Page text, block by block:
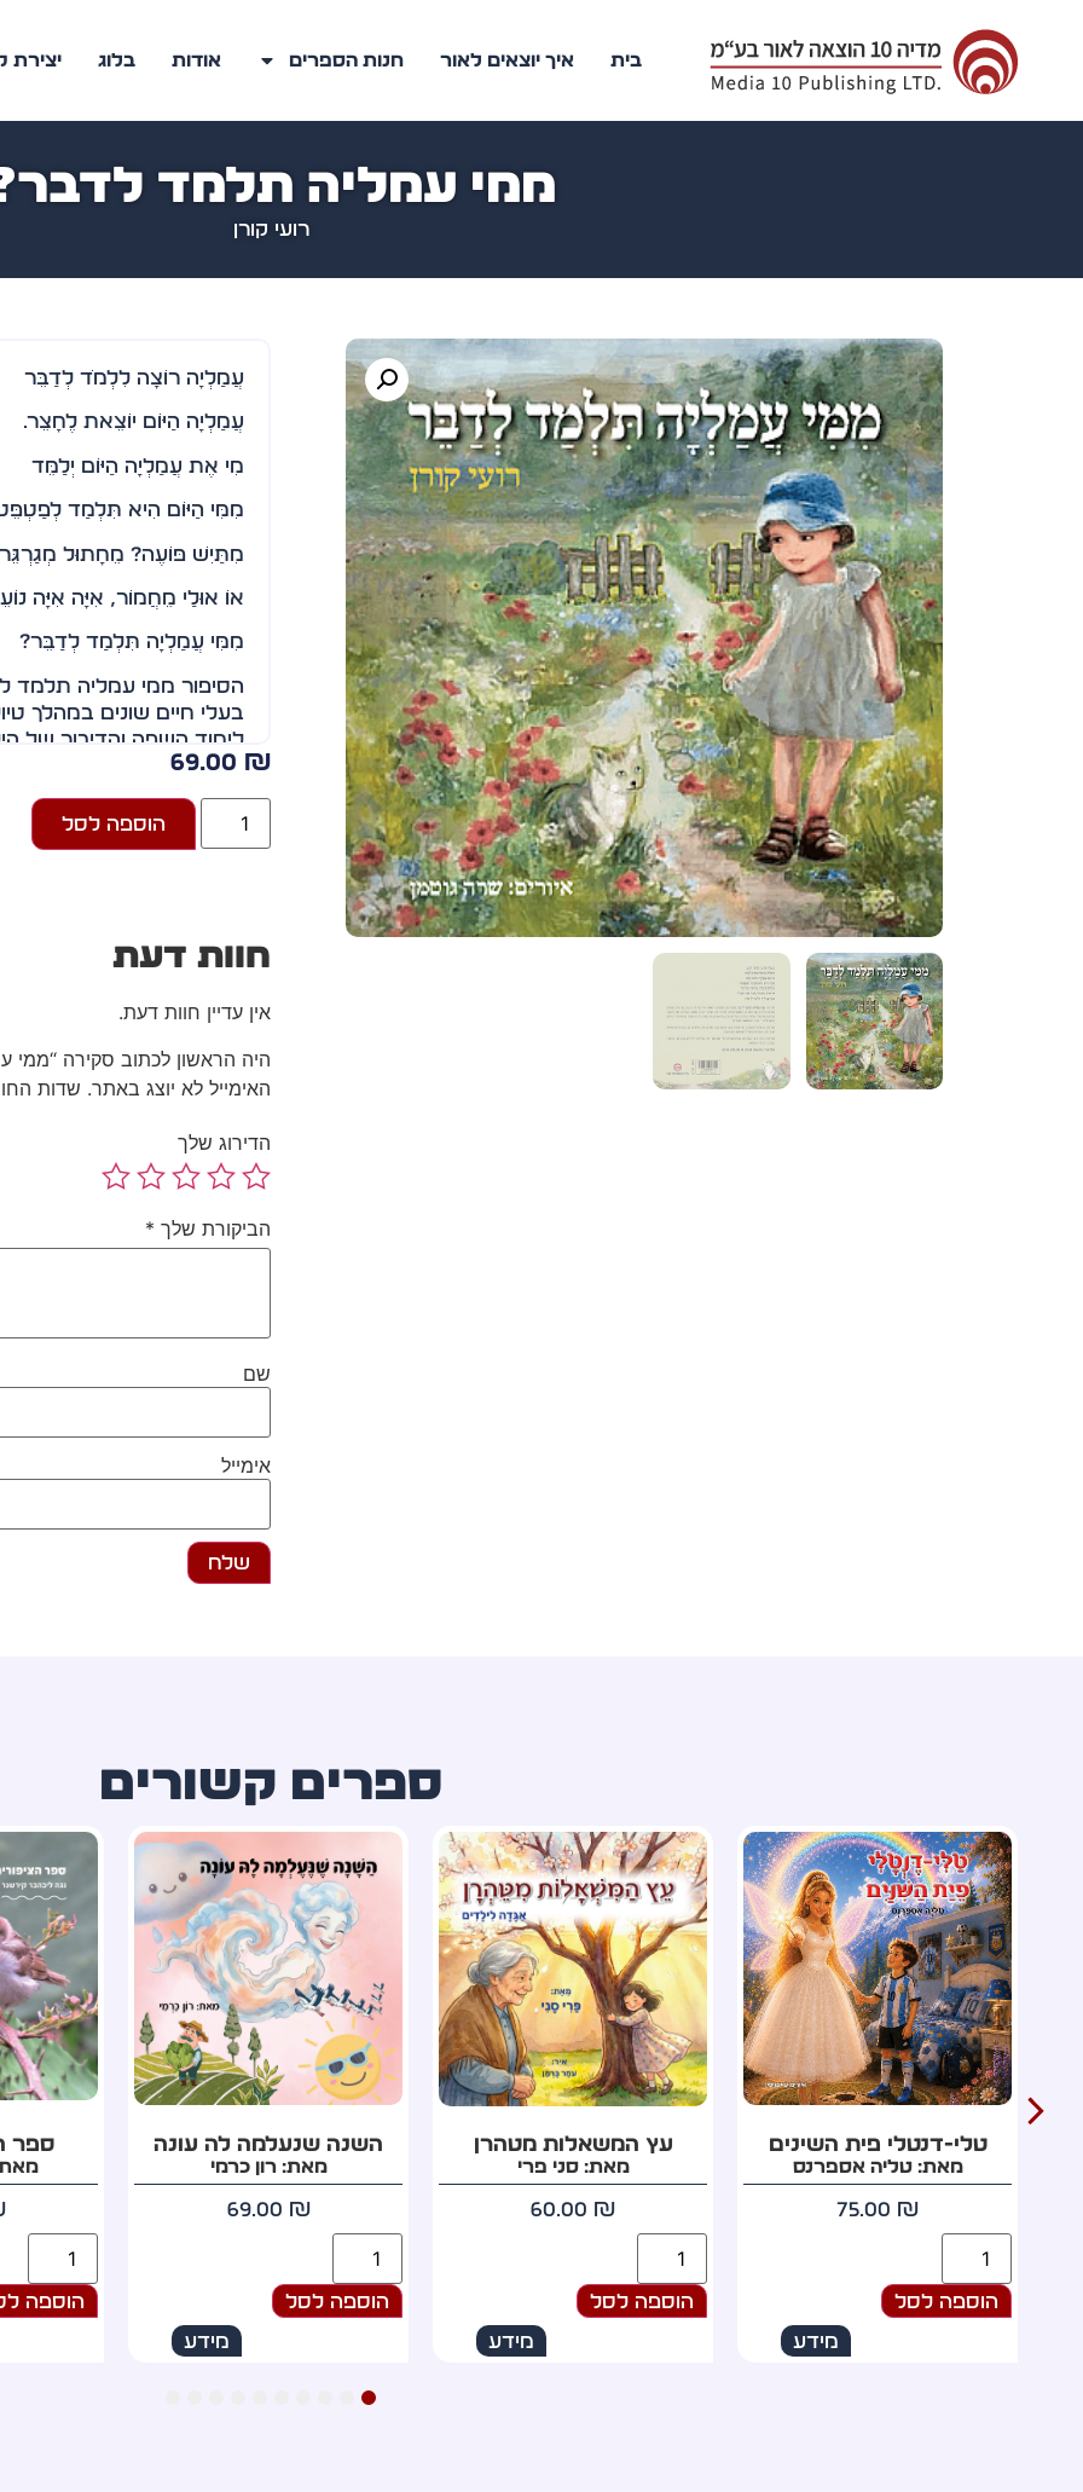
בית איך יוצאים לאור חנות הספרים אודות בלוג יצירת
ממי עמליה תלמד
רועי קורן
עֲמַלְיָה רוֹצָה לִלְמֹד לְדַבֵּר
עֲמַלְיָה הַיּוֹם יוֹצֵאת לֶחָצֵר.
מִי אֶת עֲמַלְיָה הַיּוֹם יְלַמֵּד
מִמִּי הַיּוֹם הִיא תִּלְמַד
מִתַּיִשׁ פּוֹעֶה? מֵחָתוּל
אוֹ אוּלַי מֵחֲמוֹר, אִיָּה אִיָּה
מִמִּי עֲמַלְיָה תִּלְמַד לְדַבֵּר?
הסיפור ממי עמליה תלמד
בעלי חיים שונים במהלך
לימוד השפה והדיבור של
בעלי החיים, וממשיך
הסיפור מתאים לפעוטות
69.00 ₪
הוספה לסל
חוות דעת
אין עדיין חוות דעת.
היה הראשון לכתוב סקירה “ממי
האימייל לא יוצג באתר. שדות
הדירוג שלך
הביקורת שלך *
שם
אימייל
ספרים קשורים
עץ המשאלות מטהרן
מאת: סני פרי
60.00 ₪
מידע
הוספה לסל
השנה שנעלמה לה עונה
מאת: רון כרמי
69.00 ₪
מידע
הוספה לסל
ספר הציפורים שלי
מאת: נגה ליבהבר
79.00 ₪
מידע
הוספה לסל הוספה